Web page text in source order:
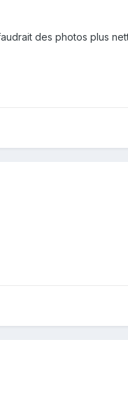
des photos plus